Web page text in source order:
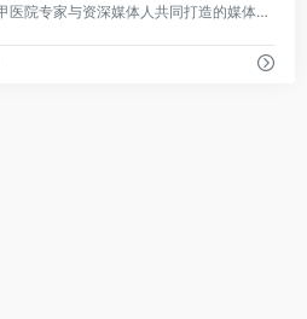
医联媒体是一个由甲医院专家与资深媒体人共同打造的媒体联盟